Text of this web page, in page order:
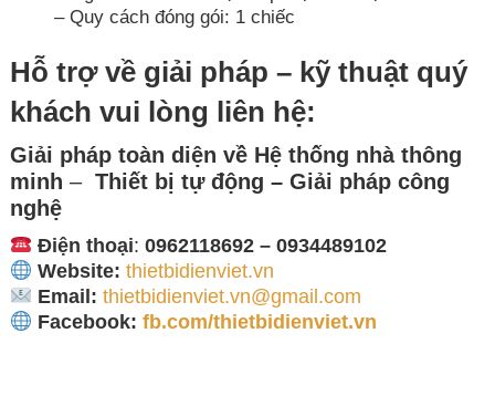
– Quy cách đóng gói: 1 chiếc
Hỗ trợ về giải pháp – kỹ thuật quý
khách vui lòng liên hệ:
Giải pháp toàn diện về Hệ thống nhà thông
minh – Thiết bị tự động – Giải pháp công
nghệ
Điện thoại: 0962118692 – 0934489102
Website: thietbidienviet.vn
Email: thietbidienviet.vn@gmail.com
Facebook: fb.com/thietbidienviet.vn